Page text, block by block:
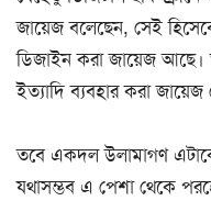
জায়েজ বলেছেন, সেই
ডিজাইন করা জায়েজ আছে।
ইত্যাদি ব্যবহার করা জায়েজ
তবে একদল উলামাগণ
যথাসম্ভব এ পেশা থেকে